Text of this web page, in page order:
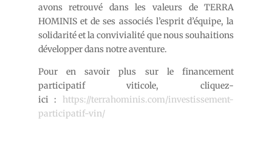
avons retrouvé dans les valeurs de TERRA
HOMINIS et de ses associés l’esprit d’équipe, la
solidarité et la convivialité que nous souhaitions
développer dans notre aventure.
Pour en savoir plus sur le financement
participatif viticole, cliquez-
ici : https://terrahominis.com/investissement-
participatif-vin/